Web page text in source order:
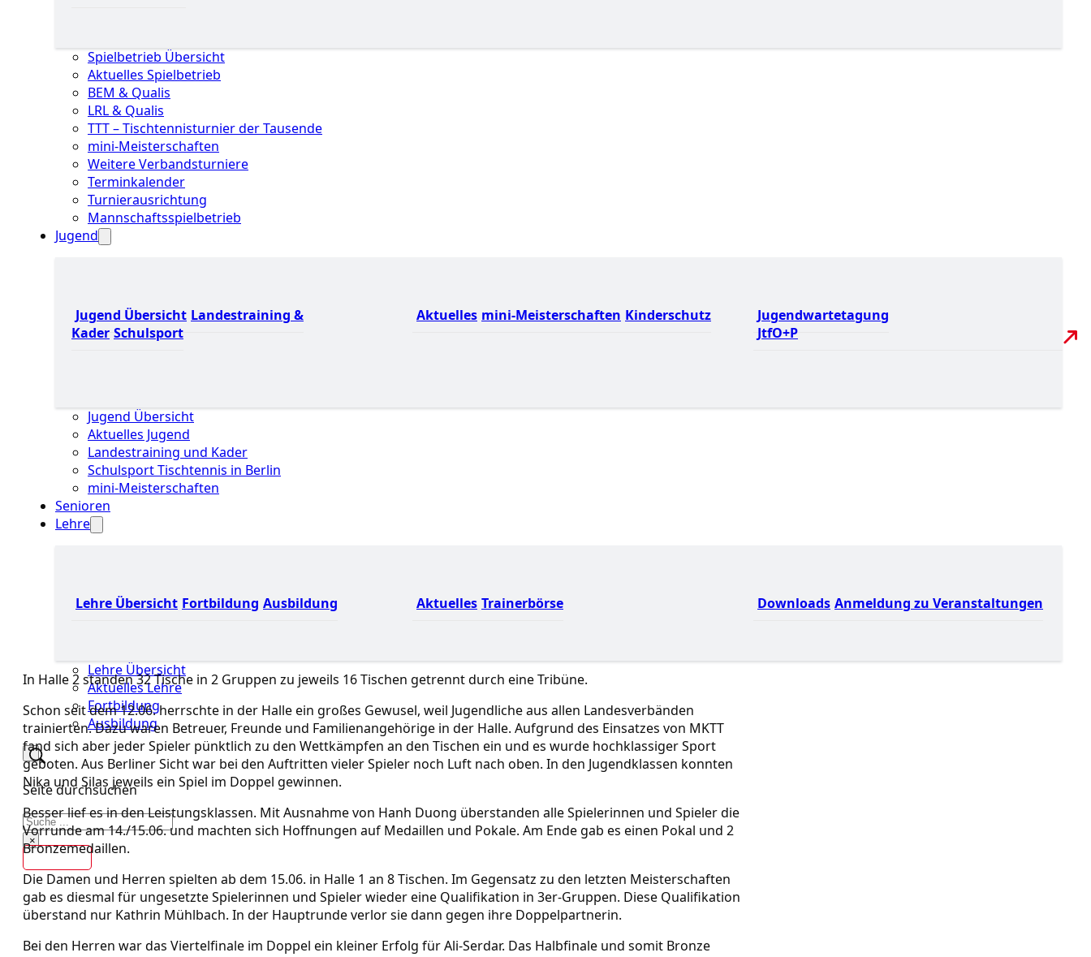
Spielbetrieb Übersicht
Aktuelles Spielbetrieb
BEM & Qualis
LRL & Qualis
TTT – Tischtennisturnier der Tausende
mini-Meisterschaften
Weitere Verbandsturniere
Terminkalender
Turnierausrichtung
Mannschaftsspielbetrieb
Jugend
Jugend Übersicht Landestraining &
Kader Schulsport
Aktuelles mini-Meisterschaften Kinderschutz
Jugendwartetagung
JtfO+P
Jugend Übersicht
Aktuelles Jugend
Landestraining und Kader
Schulsport Tischtennis in Berlin
mini-Meisterschaften
Senioren
Lehre
Lehre Übersicht Fortbildung Ausbildung Aktuelles Trainerbörse Downloads Anmeldung zu Veranstaltungen
Lehre Übersicht
Aktuelles Lehre
Fortbildung
Ausbildung
Seite durchsuchen
Suchen
×
Kontakt
In Halle 2 standen 32 Tische in 2 Gruppen zu jeweils 16 Tischen getrennt durch eine Tribüne.
Schon seit dem 12.06. herrschte in der Halle ein großes Gewusel, weil Jugendliche aus allen Landesverbänden
trainierten. Dazu waren Betreuer, Freunde und Familienangehörige in der Halle. Aufgrund des Einsatzes von MKTT
fand sich aber jeder Spieler pünktlich zu den Wettkämpfen an den Tischen ein und es wurde hochklassiger Sport
geboten. Aus Berliner Sicht war bei den Auftritten vieler Spieler noch Luft nach oben. In den Jugendklassen konnten
Nika und Silas jeweils ein Spiel im Doppel gewinnen.
Besser lief es in den Leistungsklassen. Mit Ausnahme von Hanh Duong überstanden alle Spielerinnen und Spieler die
Vorrunde am 14./15.06. und machten sich Hoffnungen auf Medaillen und Pokale. Am Ende gab es einen Pokal und 2
Bronzemedaillen.
Die Damen und Herren spielten ab dem 15.06. in Halle 1 an 8 Tischen. Im Gegensatz zu den letzten Meisterschaften
gab es diesmal für ungesetzte Spielerinnen und Spieler wieder eine Qualifikation in 3er-Gruppen. Diese Qualifikation
überstand nur Kathrin Mühlbach. In der Hauptrunde verlor sie dann gegen ihre Doppelpartnerin.
Bei den Herren war das Viertelfinale im Doppel ein kleiner Erfolg für Ali-Serdar. Das Halbfinale und somit Bronze